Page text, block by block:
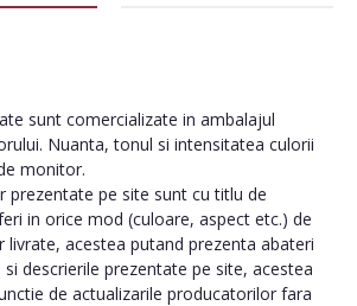
sunt comercializate in ambalajul
Nuanta, tonul si intensitatea culorii
monitor.
prezentate pe site sunt cu titlu de
in orice mod (culoare, aspect etc.) de
livrate, acestea putand prezenta abateri
descrierile prezentate pe site, acestea
de actualizarile producatorilor fara